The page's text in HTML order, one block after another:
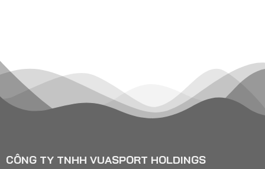
CÔNG TY TNHH VUASPORT HOLDINGS